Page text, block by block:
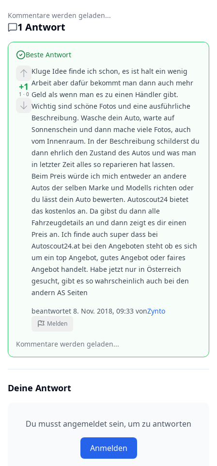
Kommentare werden geladen...
1 Antwort
Beste Antwort
+1
1 · 0
Kluge Idee finde ich schon, es ist halt ein wenig
Arbeit aber dafür bekommt man dann auch mehr
Geld als wenn man es zu einen Händler gibt.
Wichtig sind schöne Fotos und eine ausführliche
Beschreibung. Wasche dein Auto, warte auf
Sonnenschein und dann mache viele Fotos, auch
vom Innenraum. In der Beschreibung schilderst du
dann ehrlich den Zustand des Autos und was man
in letzter Zeit alles so reparieren hat lassen.
Beim Preis würde ich mich entweder an andere
Autos der selben Marke und Modells richten oder
du lässt dein Auto bewerten. Autoscout24 bietet
das kostenlos an. Da gibst du dann alle
Fahrzeugdetails an und dann zeigt es dir einen
Preis an. Ich finde auch super dass bei
Autoscout24.at bei den Angeboten steht ob es sich
um ein top Angebot, gutes Angebot oder faires
Angebot handelt. Habe jetzt nur in Österreich
gesucht, gibt es so wahrscheinlich auch bei den
andern AS Seiten
beantwortet 8. Nov. 2018, 09:33 vonZynto
Melden
Kommentare werden geladen...
Deine Antwort
Du musst angemeldet sein, um zu antworten
Anmelden